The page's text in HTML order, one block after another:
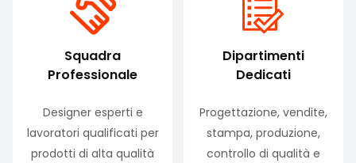
Squadra
Professionale
Designer esperti e
lavoratori qualificati per
prodotti di alta qualità
Dipartimenti
Dedicati
Progettazione, vendite,
stampa, produzione,
controllo di qualità e